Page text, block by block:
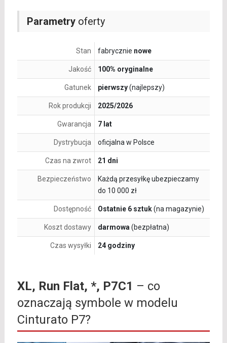
Parametryoferty
Stan fabrycznie nowe
Jakość 100% oryginalne
Gatunek pierwszy(najlepszy)
Rok produkcji 2025/2026
Gwarancja 7 lat
Dystrybucja oficjalna w Polsce
Czas na zwrot 21 dni
Bezpieczeństwo
Każdą przesyłkę ubezpieczamy
do 10 000 zł
Dostępność Ostatnie 6 sztuk(na magazynie)
Koszt dostawy darmowa (bezpłatna)
Czas wysyłki 24 godziny
XL, Run Flat, *, P7C1 – co
oznaczają symbole w modelu
Cinturato P7?